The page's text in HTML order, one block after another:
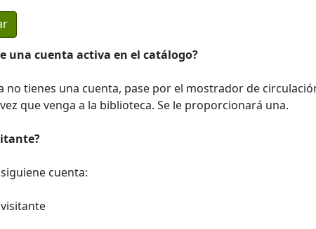
una cuenta activa en el catálogo?
no tienes una cuenta, pase por el mostrador de
que venga a la biblioteca. Se le proporcionará una.
cuenta: